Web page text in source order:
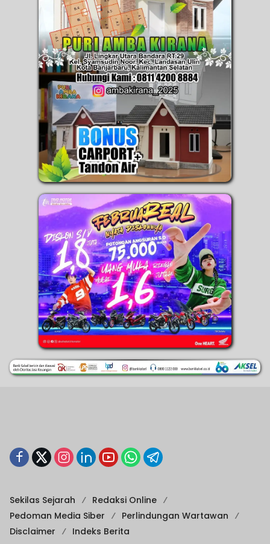
Sekilas Sejarah
Redaksi Online
Pedoman Media Siber
Perlindungan Wartawan
Disclaimer
Indeks Berita